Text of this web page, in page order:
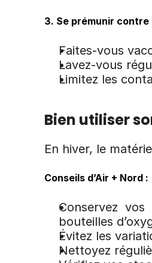
3. Se prémunir
Faites-vous
Lavez-vous
Limitez les
Bien utiliser
En hiver, le
Conseils d’Air + Nord :
Conservez
bouteilles
Évitez les
Nettoyez